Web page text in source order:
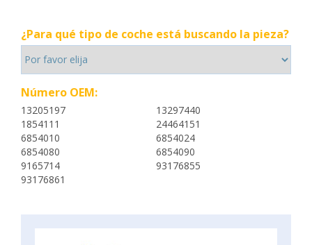
¿Para qué tipo de coche está buscando la pieza?
Número OEM:
13205197
13297440
1854111
24464151
6854010
6854024
6854080
6854090
9165714
93176855
93176861